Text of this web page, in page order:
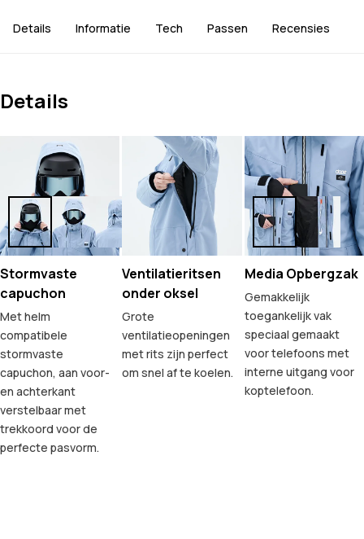
Details Informatie Tech Passen Recensies
Details
Stormvaste
capuchon
Met helm
compatibele
stormvaste
capuchon, aan voor-
en achterkant
verstelbaar met
trekkoord voor de
perfecte pasvorm.
Ventilatieritsen
onder oksel
Grote
ventilatieopeningen
met rits zijn perfect
om snel af te koelen.
Media Opbergzak
Gemakkelijk
toegankelijk vak
speciaal gemaakt
voor telefoons met
interne uitgang voor
koptelefoon.